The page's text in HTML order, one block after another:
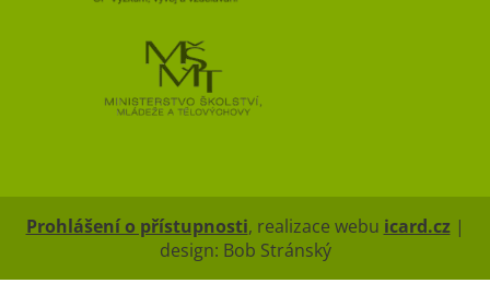
Prohlášení o přístupnosti, realizace webu icard.cz|
design: Bob Stránský